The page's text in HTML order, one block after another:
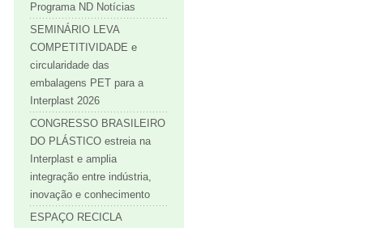
Programa ND Notícias
SEMINÁRIO LEVA
COMPETITIVIDADE e
circularidade das
embalagens PET para a
Interplast 2026
CONGRESSO BRASILEIRO
DO PLÁSTICO estreia na
Interplast e amplia
integração entre indústria,
inovação e conhecimento
ESPAÇO RECICLA